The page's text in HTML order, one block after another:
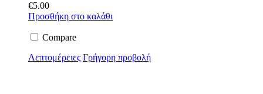
€5.00
Προσθήκη στο καλάθι
Compare
Λεπτομέρειες Γρήγορη προβολή